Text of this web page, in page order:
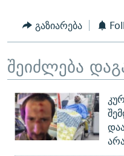
გაზიარება
შეიძლება